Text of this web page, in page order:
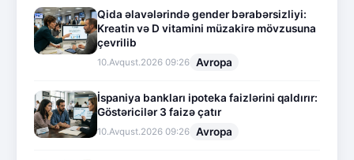
Qida əlavələrində gender bərabərsizliyi:
Kreatin və D vitamini müzakirə mövzusuna
çevrilib
10.Avqust.2026 09:26 Avropa
İspaniya bankları ipoteka faizlərini qaldırır:
Göstəricilər 3 faizə çatır
10.Avqust.2026 09:26 Avropa